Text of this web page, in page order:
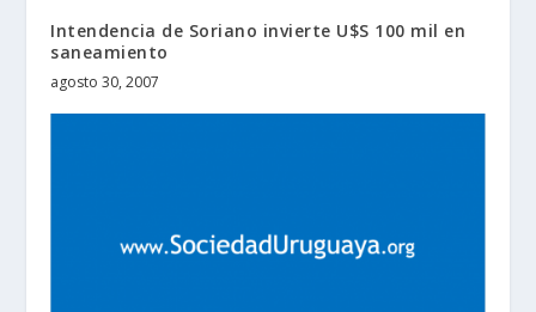
Intendencia de Soriano invierte U$S 100 mil en
saneamiento
agosto 30, 2007